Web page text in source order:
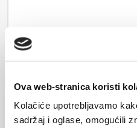
Ova web-stranica koristi
Kolačiće upotrebljavamo
sadržaj i oglase, omogućili
Your data will be sent to